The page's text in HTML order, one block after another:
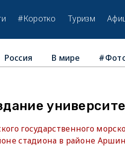
#Коротко Туризм
Россия В мире
государственного
стадиона в районе